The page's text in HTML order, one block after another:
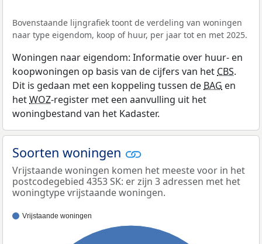
Bovenstaande lijngrafiek toont de verdeling van woningen
naar type eigendom, koop of huur, per jaar tot en met 2025.
Woningen naar eigendom: Informatie over huur- en
koopwoningen op basis van de cijfers van het CBS.
Dit is gedaan met een koppeling tussen de BAG en
hetWOZ-register met een aanvulling uit het
woningbestand van het Kadaster.
Soorten woningen
Vrijstaande woningen komen het meeste voor in het
postcodegebied 4353 SK: er zijn 3 adressen met het
woningtype vrijstaande woningen.
Vrijstaande woningen